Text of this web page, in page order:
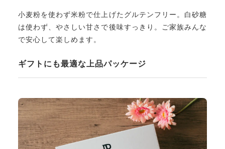
小麦粉を使わず米粉で仕上げたグルテンフリー。白砂糖
は使わず、やさしい甘さで後味すっきり。ご家族みんな
で安心して楽しめます。
ギフトにも最適な上品パッケージ